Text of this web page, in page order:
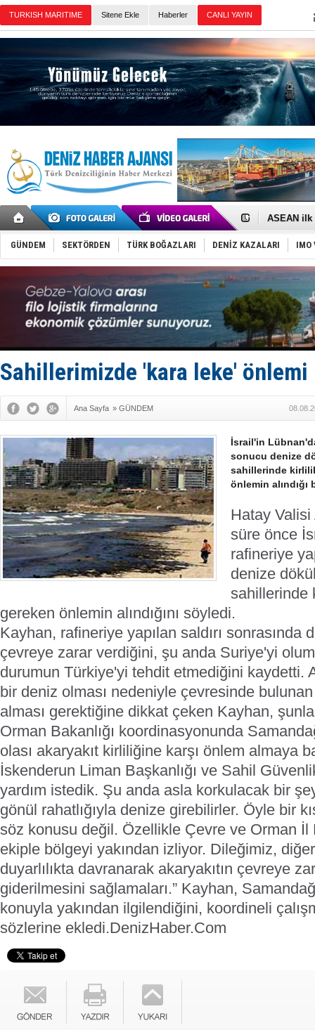
Sitene Ekle Haberler
D-Marin,
ASEAN ilk
TAYK -
İstanbul
Tersane
İngiliz
FESCO,
DESE,
35 milyon
İnsansız
Anadolu
GÜNDEM SEKTÖRDEN TÜRK BOĞAZLARI DENİZ KAZALARI IMO
Sahillerimizde 'kara leke' önlemi
Ana Sayfa » GÜNDEM
İsrail'in
sonucu denize
sahillerinde
önlemin alındığı
Hatay
süre önce
rafineriye
denize
sahillerinde
gereken önlemin alındığını söyledi.
Kayhan, rafineriye yapılan saldırı sonrasında
çevreye zarar verdiğini, şu anda Suriye'yi
durumun Türkiye'yi tehdit etmediğini kaydetti.
bir deniz olması nedeniyle çevresinde
alması gerektiğine dikkat çeken Kayhan,
Orman Bakanlığı koordinasyonunda
olası akaryakıt kirliliğine karşı önlem almaya
İskenderun Liman Başkanlığı ve Sahil
yardım istedik. Şu anda asla korkulacak bir
gönül rahatlığıyla denize girebilirler. Öyle bir
söz konusu değil. Özellikle Çevre ve Orman İl
ekiple bölgeyi yakından izliyor. Dileğimiz,
duyarlılıkta davranarak akaryakıtın çevreye
giderilmesini sağlamaları.” Kayhan,
konuyla yakından ilgilendiğini, koordineli
sözlerine ekledi.DenizHaber.Com